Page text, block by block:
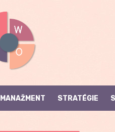
MANAŽMENT STRATÉGIE